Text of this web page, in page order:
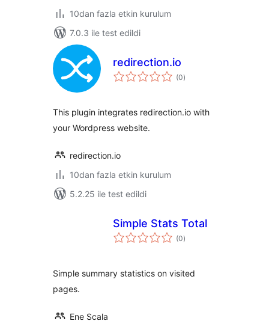
10dan fazla etkin kurulum
7.0.3 ile test edildi
redirection.io
(0toplam
puan
)
This plugin integrates redirection.io with
your Wordpress website.
redirection.io
10dan fazla etkin kurulum
5.2.25 ile test edildi
Simple Stats Total
(0toplam
puan
)
Simple summary statistics on visited
pages.
Ene Scala